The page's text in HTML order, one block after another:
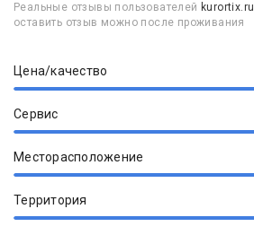
Реальные отзывы пользователей kurortix.ru
оставить отзыв можно после проживания
Цена/качество
Сервис
Месторасположение
Территория